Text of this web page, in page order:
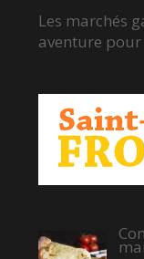
Les marchés
aventure